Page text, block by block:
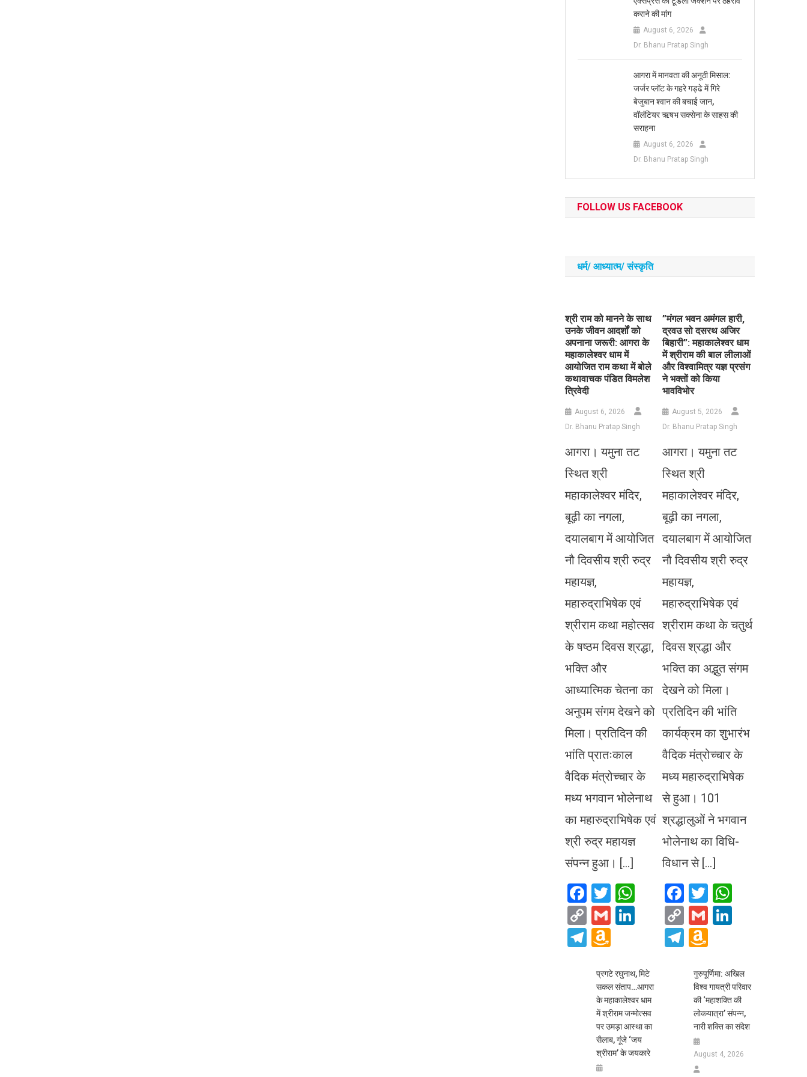
कराने की मांग
August 6, 2026
Dr. Bhanu Pratap Singh
आगरा में मानवता की अनूठी मिसाल:
जर्जर प्लॉट के गहरे गड्ढे में गिरे
बेजुबान श्वान की बचाई जान,
वॉलंटियर ऋषभ सक्सेना के साहस की
सराहना
August 6, 2026
Dr. Bhanu Pratap Singh
FOLLOW US FACEBOOK
धर्म/ आध्‍यात्‍म/ संस्‍कृति
​श्री राम को मानने के साथ
उनके जीवन आदर्शों को
अपनाना जरूरी: आगरा के
महाकालेश्वर धाम में
आयोजित राम कथा में बोले
कथावाचक पंडित विमलेश
त्रिवेदी
August 6, 2026
Dr. Bhanu Pratap Singh
आगरा। यमुना तट
स्थित श्री
महाकालेश्वर मंदिर,
बूढ़ी का नगला,
दयालबाग में आयोजित
नौ दिवसीय श्री रुद्र
महायज्ञ,
महारुद्राभिषेक एवं
श्रीराम कथा महोत्सव
के षष्ठम दिवस श्रद्धा,
भक्ति और
आध्यात्मिक चेतना का
अनुपम संगम देखने को
मिला। प्रतिदिन की
भांति प्रातःकाल
वैदिक मंत्रोच्चार के
मध्य भगवान भोलेनाथ
का महारुद्राभिषेक एवं
श्री रुद्र महायज्ञ
संपन्न हुआ। […]
Facebook
TwitterWhatsApp
Copy
Link
GmailLinkedIn
Telegram
Amazon
List
​”मंगल भवन अमंगल हारी,
द्रवउ सो दसरथ अजिर
बिहारी”: महाकालेश्वर धाम
में श्रीराम की बाल लीलाओं
और विश्वामित्र यज्ञ प्रसंग
ने भक्तों को किया
भावविभोर
August 5, 2026
Dr. Bhanu Pratap Singh
आगरा। यमुना तट
स्थित श्री
महाकालेश्वर मंदिर,
बूढ़ी का नगला,
दयालबाग में आयोजित
नौ दिवसीय श्री रुद्र
महायज्ञ,
महारुद्राभिषेक एवं
श्रीराम कथा के चतुर्थ
दिवस श्रद्धा और
भक्ति का अद्भुत संगम
देखने को मिला।
प्रतिदिन की भांति
कार्यक्रम का शुभारंभ
वैदिक मंत्रोच्चार के
मध्य महारुद्राभिषेक
से हुआ। 101
श्रद्धालुओं ने भगवान
भोलेनाथ का विधि-
विधान से […]
Facebook
Twitter
Copy
Link
Gmail
Telegram
List
प्रगटे रघुनाथ, मिटे
सकल संताप…आगरा
के महाकालेश्वर धाम
में श्रीराम जन्मोत्सव
पर उमड़ा आस्था का
सैलाब, गूंजे ‘जय
श्रीराम’ के जयकारे
गुरुपूर्णिमा: अखिल
विश्व गायत्री परिवार
की ‘महाशक्ति की
लोकयात्रा’ संपन्न,
नारी शक्ति का संदेश
August 4, 2026